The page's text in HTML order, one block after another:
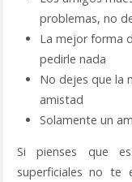
problemas, no
La mejor forma
pedirle nada
No dejes que la
amistad
Solamente un
Si pienses que
superficiales no te